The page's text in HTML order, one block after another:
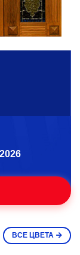
ВСЕ ЦВЕТА